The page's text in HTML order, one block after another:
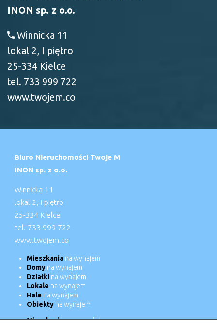
INON sp. z o.o.
Winnicka 11
lokal 2, I piętro
25-334 Kielce
tel. 733 999 722
www.twojem.co
Biuro Nieruchomości Twoje M
INON sp. z o.o.
Winnicka 11
lokal 2, I piętro
25-334 Kielce
tel. 733 999 722
www.twojem.co
Mieszkania na wynajem
Domy na wynajem
Działki na wynajem
Lokale na wynajem
Hale na wynajem
Obiekty na wynajem
Mieszkaniana sprzedaż